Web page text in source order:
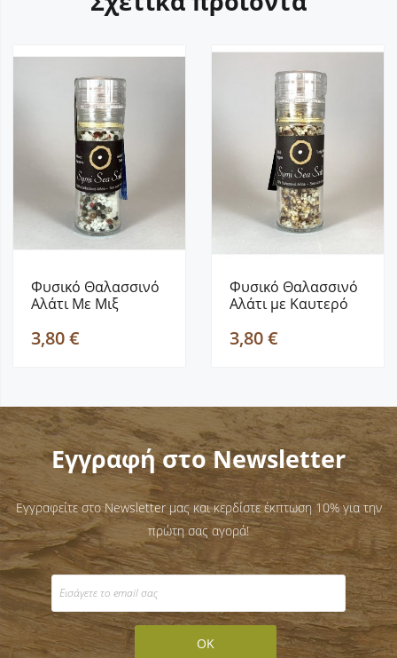
Φυσικό Θαλασσινό
Αλάτι Με Μιξ
3,80 €
Φυσικό Θαλασσινό
Αλάτι με Καυτερό
3,80 €
Εγγραφή στο Newsletter
Εγγραφείτε στο Newsletter μας και κερδίστε έκπτωση 10% για την
πρώτη σας αγορά!